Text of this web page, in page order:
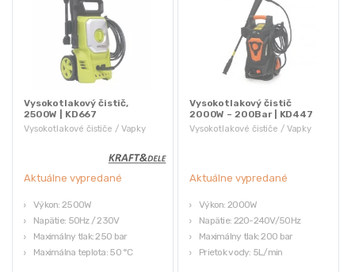
Vysokotlakové čističe / Vapky
Vysokotlakový čistič,
2500W | KD667
Aktuálne vypredané
Výkon: 2500W
Napätie: 50Hz / 230V
Maximálny tlak: 250 bar
Maximálna teplota: 50 °C
Vysokotlakové čističe / Vapky
Vysokotlakový čistič
2000W – 200Bar | KD447
Aktuálne vypredané
Výkon: 2000W
Napätie: 220-240V/50Hz
Maximálny tlak: 200 bar
Prietok vody: 5L/min